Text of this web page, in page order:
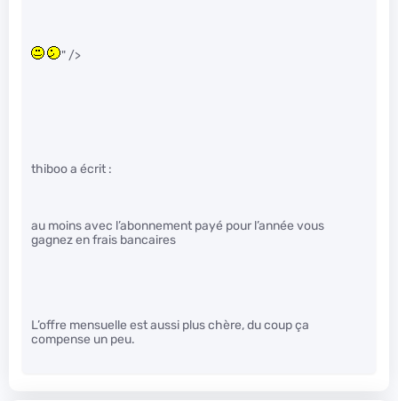
" />
thiboo a écrit :
au moins avec l’abonnement payé pour l’année vous
gagnez en frais bancaires
L’offre mensuelle est aussi plus chère, du coup ça
compense un peu.